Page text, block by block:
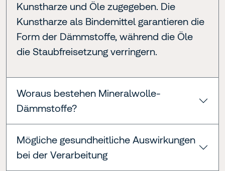
Kunstharze und Öle zugegeben. Die
Kunstharze als Bindemittel garantieren die
Form der Dämmstoffe, während die Öle
die Staubfreisetzung verringern.
Woraus bestehen Mineralwolle-
Dämmstoffe?
Mögliche gesundheitliche Auswirkungen
bei der Verarbeitung